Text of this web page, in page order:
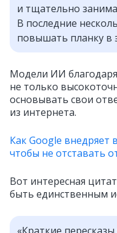
и тщательно
В последние
повышать планку в
Модели ИИ
не только
основывать свои
из интернета.
Как Google внедряет
чтобы не отставать
Вот интересная
быть единственным
«Краткие пересказы